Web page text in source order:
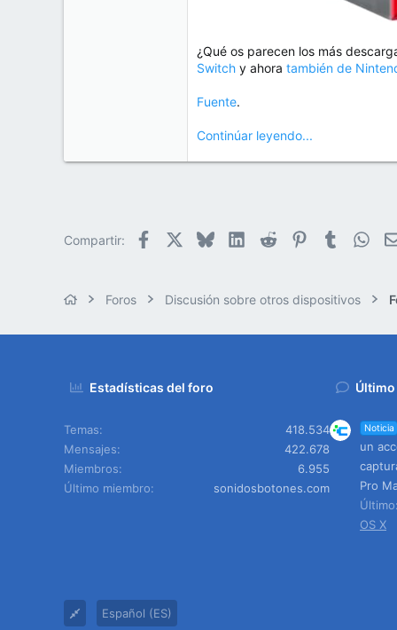
¿Qué os parecen los más
Switch y ahora también de
Fuente.
Continúar leyendo...
Compartir: Facebook BlueskyLinkedIn
Reddit PinterestTumblr
Foros Discusión sobre otros dispositivos
Estadísticas del foro
Temas
418.534
Mensajes
422.678
Miembros
6.955
Último miembro
sonidosbotones.com
Noticia
un
Pro
OS X
Español (ES)